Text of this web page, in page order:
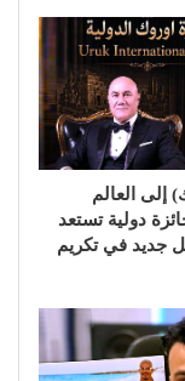
إلى العالم
دولية تستعد
جديد في تكريم